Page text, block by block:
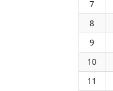
7
8
9
10
11